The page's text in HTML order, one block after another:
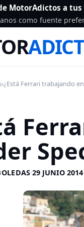
MotorAdictos a
como fuente
›¿Está Ferrari trabajando
·29 JUNIO 2014·